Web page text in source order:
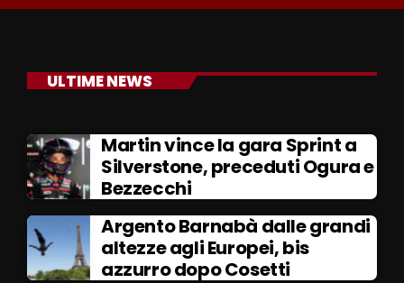
ULTIME NEWS
Martin vince la gara Sprint a
Silverstone, preceduti Ogura e
Bezzecchi
Argento Barnabà dalle grandi
altezze agli Europei, bis
azzurro dopo Cosetti